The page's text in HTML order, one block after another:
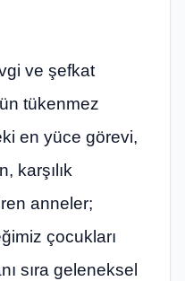
ve şefkat
tükenmez
en yüce görevi,
karşılık
anneler;
çocukları
sıra geleneksel